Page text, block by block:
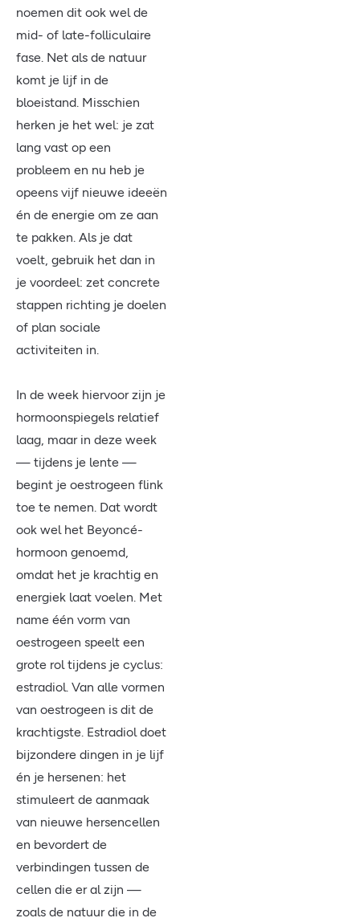
noemen dit ook wel de
mid- of late-folliculaire
fase. Net als de natuur
komt je lijf in de
bloeistand. Misschien
herken je het wel: je zat
lang vast op een
probleem en nu heb je
opeens vijf nieuwe ideeën
én de energie om ze aan
te pakken. Als je dat
voelt, gebruik het dan in
je voordeel: zet concrete
stappen richting je doelen
of plan sociale
activiteiten in.
In de week hiervoor zijn je
hormoonspiegels relatief
laag, maar in deze week
— tijdens je lente —
begint je oestrogeen flink
toe te nemen. Dat wordt
ook wel het Beyoncé-
hormoon genoemd,
omdat het je krachtig en
energiek laat voelen. Met
name één vorm van
oestrogeen speelt een
grote rol tijdens je cyclus:
estradiol. Van alle vormen
van oestrogeen is dit de
krachtigste. Estradiol doet
bijzondere dingen in je lijf
én je hersenen: het
stimuleert de aanmaak
van nieuwe hersencellen
en bevordert de
verbindingen tussen de
cellen die er al zijn —
zoals de natuur die in de